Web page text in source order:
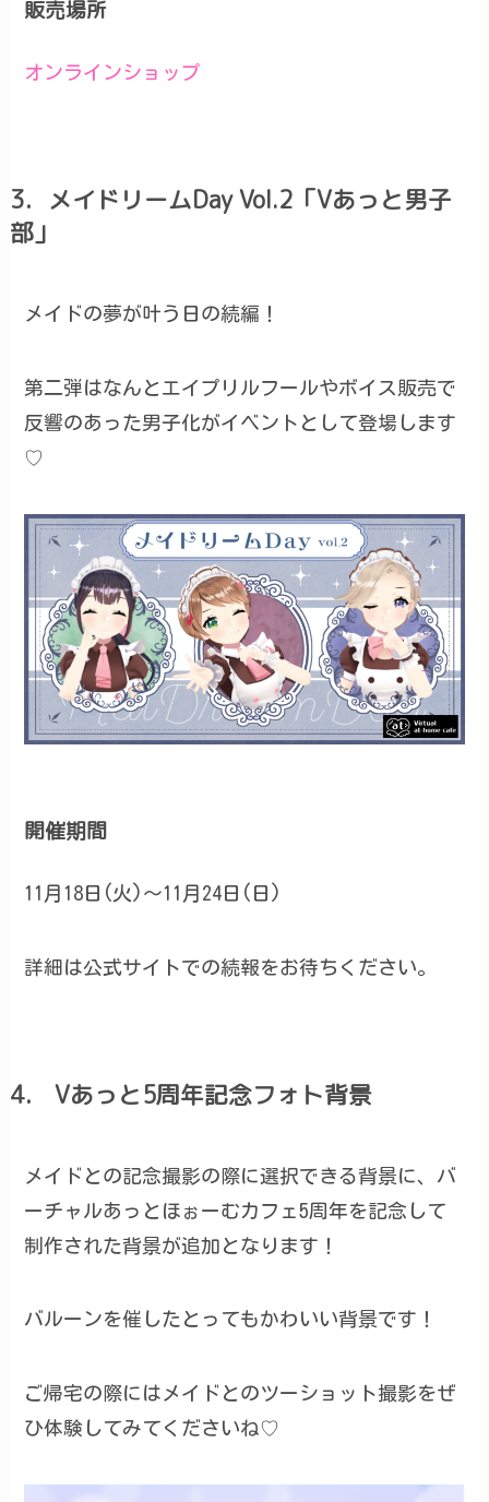
販売場所
オンラインショップ
3．メイドリームDay Vol.2「Vあっと男子
部」
メイドの夢が叶う日の続編！
第二弾はなんとエイプリルフールやボイス販売で
反響のあった男子化がイベントとして登場します
♡
開催期間
11月18日(火)～11月24日(日)
詳細は公式サイトでの続報をお待ちください。
4． Vあっと5周年記念フォト背景
メイドとの記念撮影の際に選択できる背景に、バ
ーチャルあっとほぉーむカフェ5周年を記念して
制作された背景が追加となります！
バルーンを催したとってもかわいい背景です！
ご帰宅の際にはメイドとのツーショット撮影をぜ
ひ体験してみてくださいね♡